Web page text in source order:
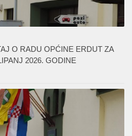
O RADU OPĆINE ERDUT ZA
2026. GODINE